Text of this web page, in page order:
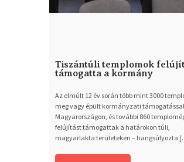
Tiszántúli templomok
támogatta a kormány
Az elmúlt 12 év során több mint 3000
meg vagy épült kormányzati támogatással
Magyarországon, és további 860
felújítást támogattak a határokon túli,
magyarlakta területeken – hangsúlyozta